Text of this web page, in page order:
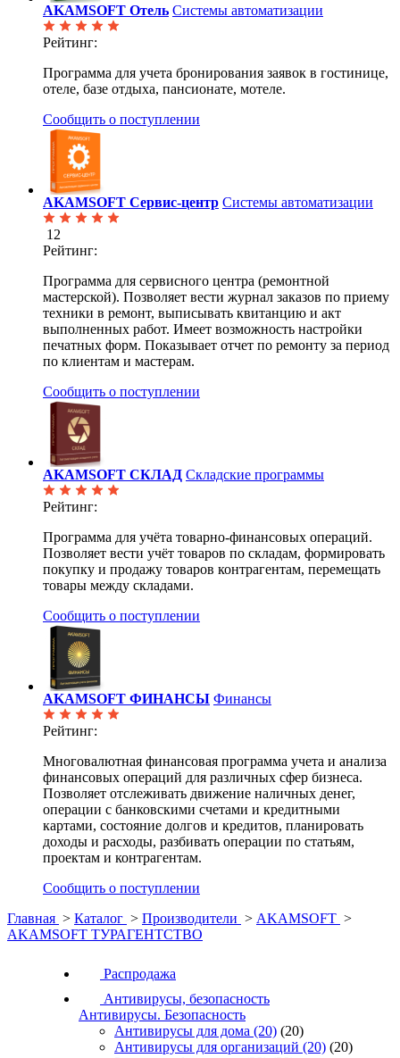
AKAMSOFT Отель Системы автоматизации
Рейтинг:
Программа для учета бронирования заявок в гостинице,
отеле, базе отдыха, пансионате, мотеле.
Сообщить о поступлении
AKAMSOFT Сервис-центр Системы автоматизации
12
Рейтинг:
Программа для сервисного центра (ремонтной
мастерской). Позволяет вести журнал заказов по приему
техники в ремонт, выписывать квитанцию и акт
выполненных работ. Имеет возможность настройки
печатных форм. Показывает отчет по ремонту за период
по клиентам и мастерам.
Сообщить о поступлении
AKAMSOFT СКЛАД Складские программы
Рейтинг:
Программа для учёта товарно-финансовых операций.
Позволяет вести учёт товаров по складам, формировать
покупку и продажу товаров контрагентам, перемещать
товары между складами.
Сообщить о поступлении
AKAMSOFT ФИНАНСЫ Финансы
Рейтинг:
Многовалютная финансовая программа учета и анализа
финансовых операций для различных сфер бизнеса.
Позволяет отслеживать движение наличных денег,
операции с банковскими счетами и кредитными
картами, состояние долгов и кредитов, планировать
доходы и расходы, разбивать операции по статьям,
проектам и контрагентам.
Сообщить о поступлении
Главная > Каталог > Производители > AKAMSOFT >
AKAMSOFT ТУРАГЕНТСТВО
Распродажа
Антивирусы, безопасность
Антивирусы. Безопасность
Антивирусы для дома (20) (20)
Антивирусы для организаций (20) (20)